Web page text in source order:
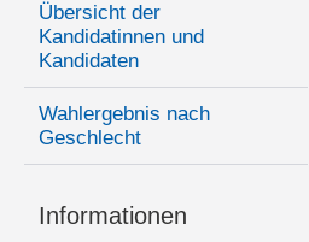
Übersicht der
Kandidatinnen und
Kandidaten
Wahlergebnis nach
Geschlecht
Informationen